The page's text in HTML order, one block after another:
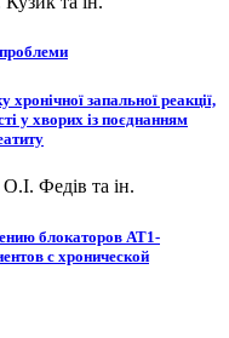
запальної реакції,
у хворих із поєднанням
Федів та ін.
блокаторов АТ1-
с хронической